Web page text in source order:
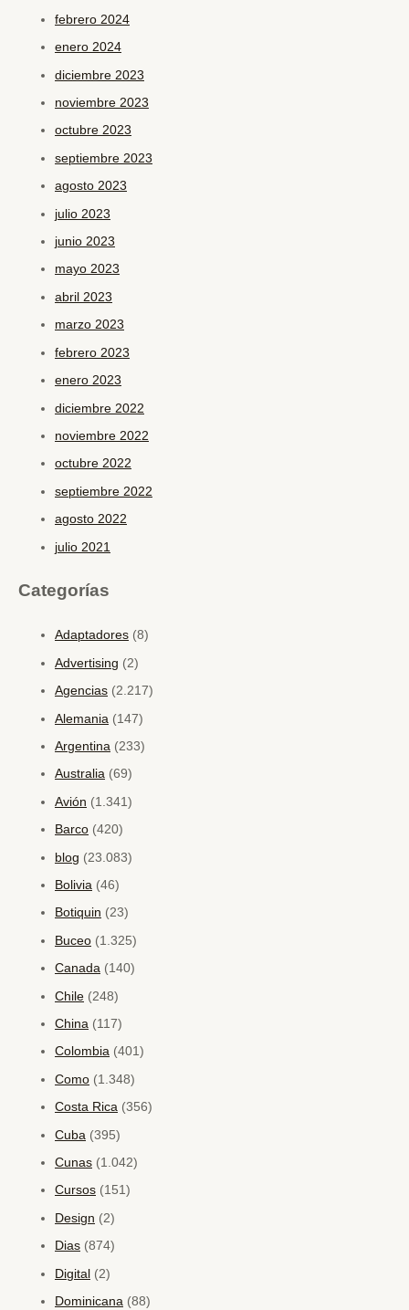
febrero 2024
enero 2024
diciembre 2023
noviembre 2023
octubre 2023
septiembre 2023
agosto 2023
julio 2023
junio 2023
mayo 2023
abril 2023
marzo 2023
febrero 2023
enero 2023
diciembre 2022
noviembre 2022
octubre 2022
septiembre 2022
agosto 2022
julio 2021
Categorías
Adaptadores (8)
Advertising (2)
Agencias (2.217)
Alemania (147)
Argentina (233)
Australia (69)
Avión (1.341)
Barco (420)
blog (23.083)
Bolivia (46)
Botiquin (23)
Buceo (1.325)
Canada (140)
Chile (248)
China (117)
Colombia (401)
Como (1.348)
Costa Rica (356)
Cuba (395)
Cunas (1.042)
Cursos (151)
Design (2)
Dias (874)
Digital (2)
Dominicana (88)